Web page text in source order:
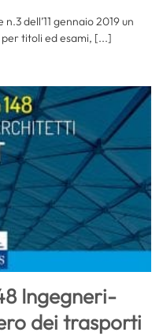
dell’11 gennaio 2019 un
titoli ed esami, [...]
Ingegneri-
dei trasporti